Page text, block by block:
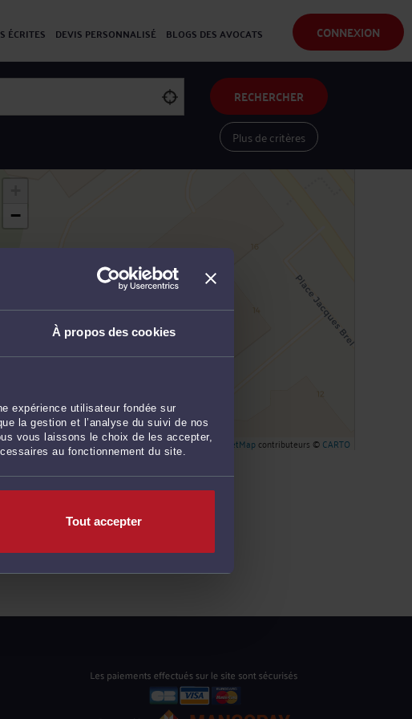
À propos des cookies
expérience utilisateur fondée sur
la gestion et l’analyse du suivi de nos
vous laissons le choix de les accepter,
au fonctionnement du site.
Tout accepter
CONNEXION
ÉCRITES DEVIS PERSONNALISÉ BLOGS DES AVOCATS
RECHERCHER
Plus de critères
−
Leaflet| ©OpenStreetMapcontributeurs ©CARTO